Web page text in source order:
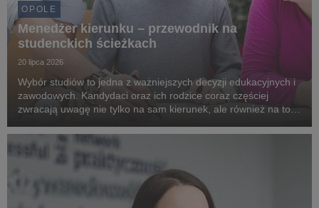
OPOLE
Menedżer kierunku – przewodnik na
studenckich ścieżkach
20 lipca 2026
Wybór studiów to jedna z ważniejszych decyzji edukacyjnych i
zawodowych. Kandydaci oraz ich rodzice coraz częściej
zwracają uwagę nie tylko na sam kierunek, ale również na to,
Uniwersytecie WSB Merito Opole istotn...